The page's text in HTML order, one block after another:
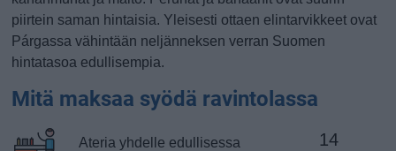
piirtein saman hintaisia. Yleisesti ottaen elintarvikkeet ovat
Párgassa vähintään neljänneksen verran Suomen
hintatasoa edullisempia.
Mitä maksaa syödä ravintolassa
Ateria yhdelle edullisessa
14